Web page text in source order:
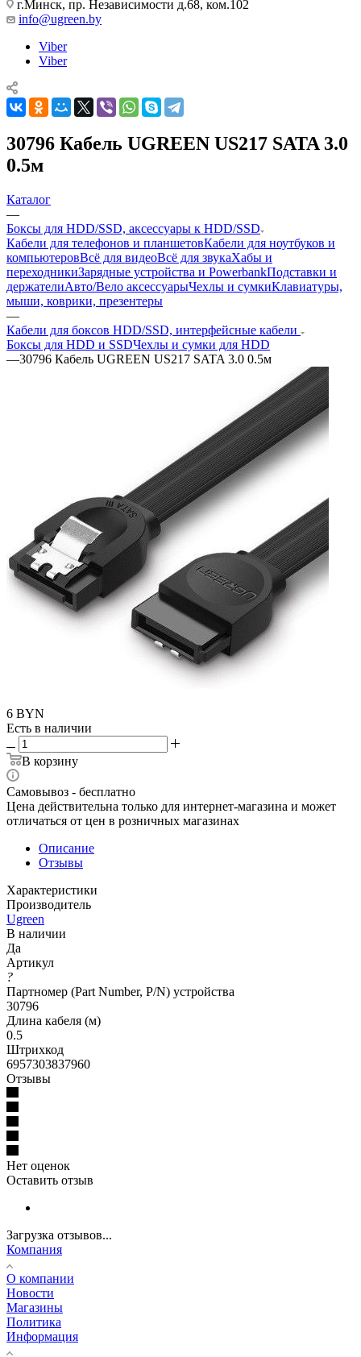
г.Минск, пр. Независимости д.68, ком.102
info@ugreen.by
Viber
Viber
30796 Кабель UGREEN US217 SATA 3.0
0.5м
Каталог
—
Боксы для HDD/SSD, аксессуары к HDD/SSD
Кабели для телефонов и планшетовКабели для ноутбуков и
компьютеровВсё для видеоВсё для звукаХабы и
переходникиЗарядные устройства и PowerbankПодставки и
держателиАвто/Вело аксессуарыЧехлы и сумкиКлавиатуры,
мыши, коврики, презентеры
—
Кабели для боксов HDD/SSD, интерфейсные кабели
Боксы для HDD и SSDЧехлы и сумки для HDD
—30796 Кабель UGREEN US217 SATA 3.0 0.5м
6 BYN
Есть в наличии
В корзину
Самовывоз - бесплатно
Цена действительна только для интернет-магазина и может
отличаться от цен в розничных магазинах
Описание
Отзывы
Характеристики
Производитель
Ugreen
В наличии
Да
Артикул
?
Партномер (Part Number, P/N) устройства
30796
Длина кабеля (м)
0.5
Штрихкод
6957303837960
Отзывы
Нет оценок
Оставить отзыв
Загрузка отзывов...
Компания
О компании
Новости
Магазины
Политика
Информация